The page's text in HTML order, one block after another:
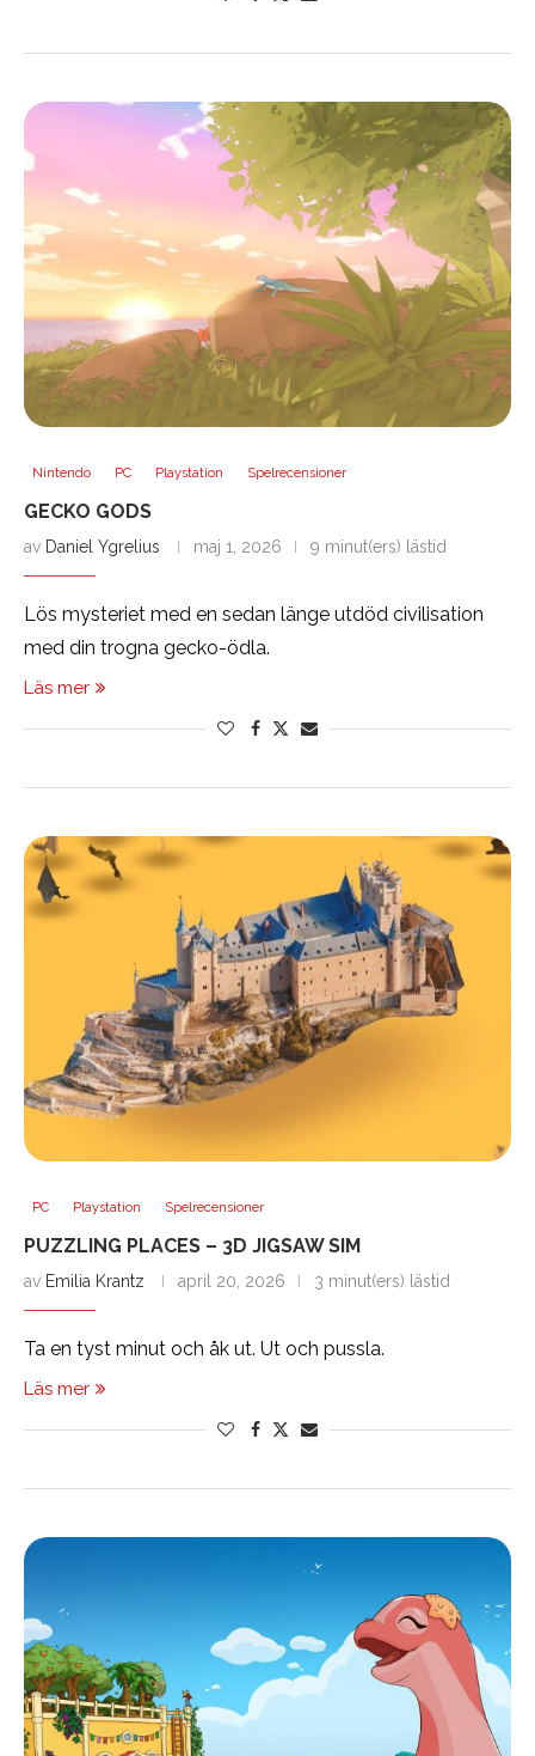
Nintendo PC Playstation Spelrecensioner
GECKO GODS
av Daniel Ygrelius maj 1, 2026 9 minut(ers) lästid
Lös mysteriet med en sedan länge utdöd civilisation
med din trogna gecko-ödla.
Läs mer
PC Playstation Spelrecensioner
PUZZLING PLACES – 3D JIGSAW SIM
av Emilia Krantz april 20, 2026 3 minut(ers) lästid
Ta en tyst minut och åk ut. Ut och pussla.
Läs mer